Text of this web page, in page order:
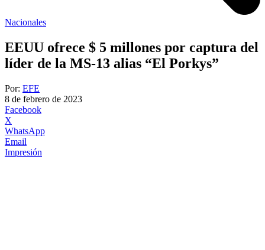
Nacionales
EEUU ofrece $ 5 millones por captura del
líder de la MS-13 alias “El Porkys”
Por: EFE
8 de febrero de 2023
Facebook
X
WhatsApp
Email
Impresión